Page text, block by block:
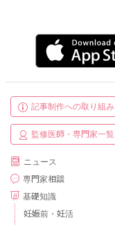
記事制作への取り組み
監修医師・専門家一覧
ニュース
専門家相談
基礎知識
妊娠前・妊活